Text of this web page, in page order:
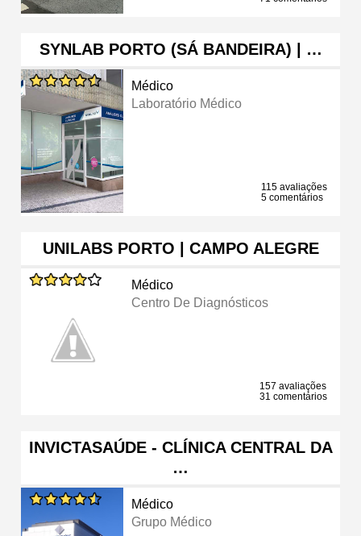
SYNLAB PORTO (SÁ BANDEIRA) | …
Médico
Laboratório Médico
115 avaliações
5 comentários
UNILABS PORTO | CAMPO ALEGRE
Médico
Centro De Diagnósticos
157 avaliações
31 comentários
INVICTASAÚDE - CLÍNICA CENTRAL DA
…
Médico
Grupo Médico